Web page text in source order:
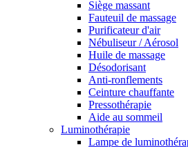
Siège massant
Fauteuil de massage
Purificateur d'air
Nébuliseur / Aérosol
Huile de massage
Désodorisant
Anti-ronflements
Ceinture chauffante
Pressothérapie
Aide au sommeil
Luminothérapie
Lampe de